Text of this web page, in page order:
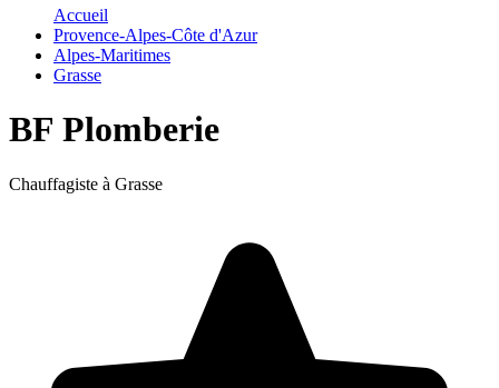
Accueil
Provence-Alpes-Côte d'Azur
Alpes-Maritimes
Grasse
BF Plomberie
Chauffagiste à Grasse